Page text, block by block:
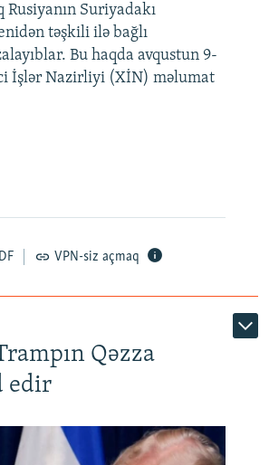
Rusiyanın Suriyadakı
təşkili ilə bağlı
Bu haqda avqustun 9-
İşlər Nazirliyi (XİN) məlumat
VPN-siz açmaq
Qəzza
edir